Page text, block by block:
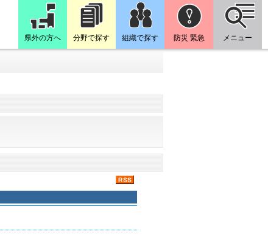
県外の方へ 分野で探す 組織で探す 防災 緊急 メニュー